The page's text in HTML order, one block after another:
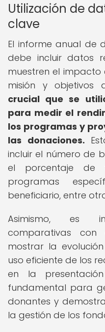
Utilización de
clave
El informe anual de
debe incluir datos
muestren el impacto
misión y objetivos
crucial que se
para medir el
los programas y
las donaciones.
incluir el número de
el porcentaje de
programas
beneficiario, entre
Asimismo, es
comparativas con
mostrar la
uso eficiente de los
en la
fundamental para
donantes y
la gestión de los